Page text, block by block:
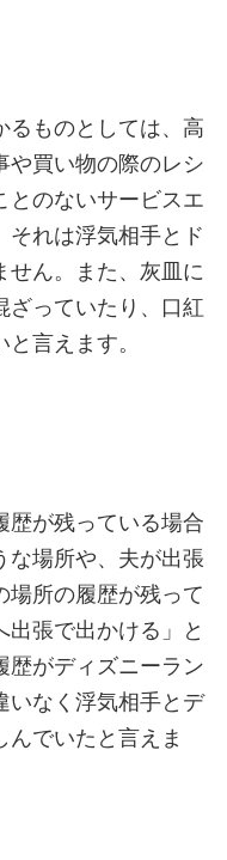
るものとしては、高
や買い物の際のレシ
とのないサービスエ
それは浮気相手とド
せん。また、灰皿に
ざっていたり、口紅
言えます。
歴が残っている場合
な場所や、夫が出張
場所の履歴が残って
張で出かける」と
歴がディズニーラン
いなく浮気相手とデ
んでいたと言えま